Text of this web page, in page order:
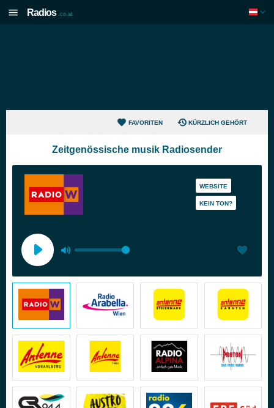
Radios .co.at
FAVORITEN KÜRZLICH GEHÖRT
Zeitgenössische musik Radiosender
WEBSITE
KEIN TON?